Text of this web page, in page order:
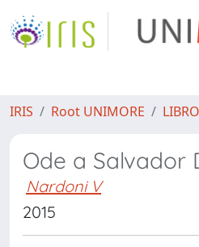
IRIS Root UNIMORE LIBRO
Ode a Salvador
Nardoni V
2015